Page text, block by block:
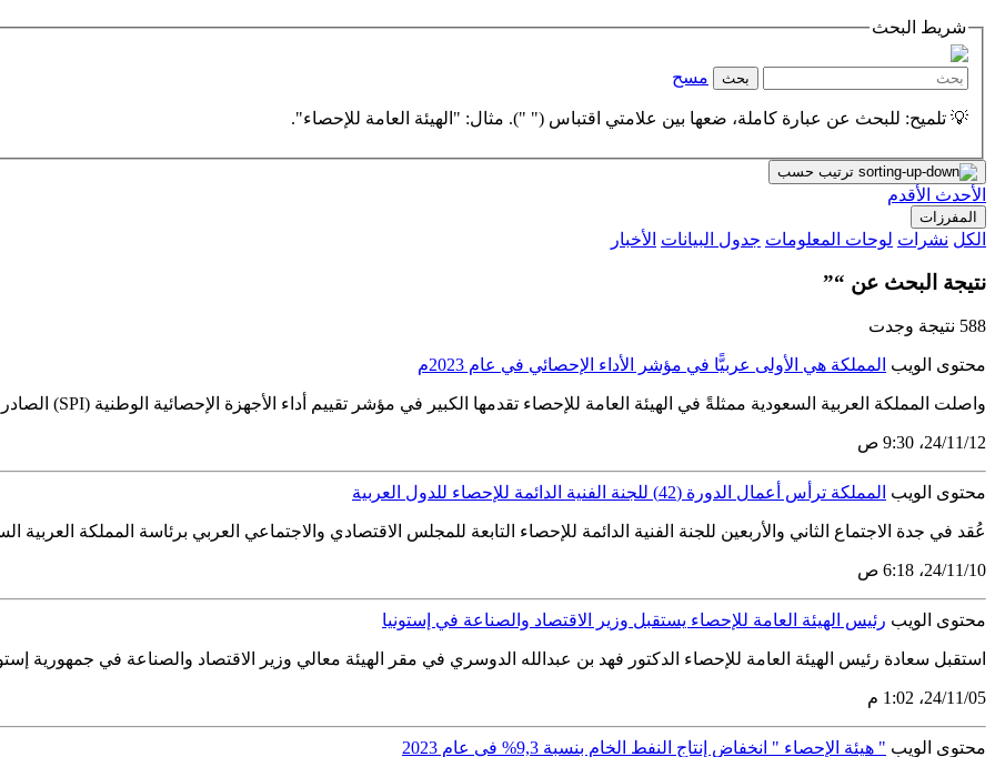
شريط البحث
بحث مسح
💡 تلميح: للبحث عن عبارة كاملة، ضعها بين علامتي اقتباس (" "). مثال: "الهيئة العامة للإحصاء".
ترتيب حسب
الأحدث الأقدم
المفرزات
الكل نشرات لوحات المعلومات جدول البيانات الأخبار
نتيجة البحث عن “”
588 نتيجة وجدت
محتوى الويب المملكة هي الأولى عربيًّا في مؤشر الأداء الإحصائي في عام 2023م
واصلت المملكة العربية السعودية ممثلةً في الهيئة العامة للإحصاء تقدمها الكبير في مؤشر تقييم أداء الأجهزة الإحصائية الوطنية (SPI) الصادر عن البنك الدولي، حيث تقدمت المملكة 22 مرتبةً في تقييم عام...
12‏/11‏/24، 9:30 ص
محتوى الويب المملكة ترأس أعمال الدورة (42) للجنة الفنية الدائمة للإحصاء للدول العربية
عُقد في جدة الاجتماع الثاني والأربعين للجنة الفنية الدائمة للإحصاء التابعة للمجلس الاقتصادي والاجتماعي العربي برئاسة المملكة العربية
10‏/11‏/24، 6:18 ص
محتوى الويب رئيس الهيئة العامة للإحصاء يستقبل وزير الاقتصاد والصناعة في إستونيا
استقبل سعادة رئيس الهيئة العامة للإحصاء الدكتور فهد بن عبدالله الدوسري في مقر الهيئة معالي وزير الاقتصاد والصناعة في جمهورية
05‏/11‏/24، 1:02 م
محتوى الويب " هيئة الإحصاء " انخفاض إنتاج النفط الخام بنسبة 9,3% في عام 2023